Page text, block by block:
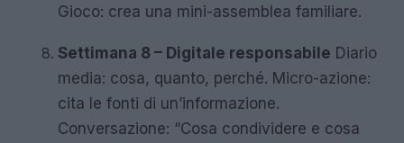
Gioco: crea una mini-assemblea familiare.
Settimana 8 – Digitale responsabile Diario
media: cosa, quanto, perché. Micro-azione:
cita le fonti di un’informazione.
Conversazione: “Cosa condividere e cosa